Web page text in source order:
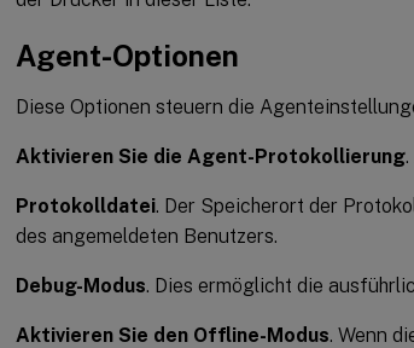
Agent-Optionen
Diese Optionen steuern die
Aktivieren Sie die Agent-Protokollierung
Protokolldatei. Der Speicherort der
des angemeldeten Benutzers.
Debug-Modus. Dies ermöglicht die
Aktivieren Sie den Offline-Modus. Wenn